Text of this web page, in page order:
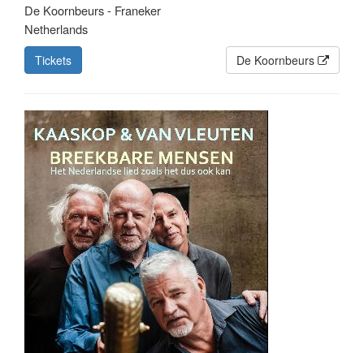
De Koornbeurs - Franeker
Netherlands
Tickets De Koornbeurs